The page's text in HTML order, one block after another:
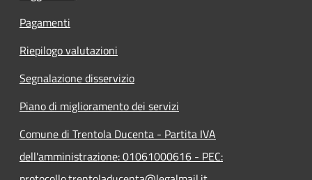
Pagamenti
Riepilogo valutazioni
Segnalazione disservizio
Piano di miglioramento dei servizi
Comune di Trentola Ducenta - Partita IVA
dell'amministrazione: 01061000616 - PEC: